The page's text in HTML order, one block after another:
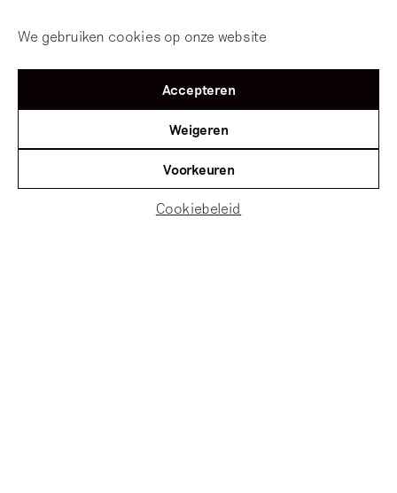
We gebruiken cookies op onze website
Accepteren
Weigeren
Voorkeuren
Cookiebeleid